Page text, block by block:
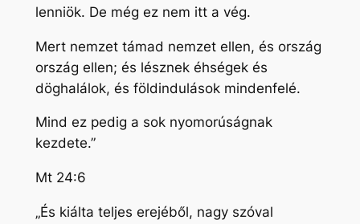
lenniök. De még ez nem itt a vég.
Mert nemzet támad nemzet ellen, és ország
ország ellen; és lésznek éhségek és
döghalálok, és földindulások mindenfelé.
Mind ez pedig a sok nyomorúságnak
kezdete.”
Mt 24:6
„És kiálta teljes erejéből, nagy szóval